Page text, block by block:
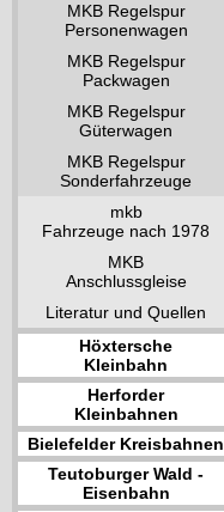
MKB Regelspur
Personenwagen
MKB Regelspur
Packwagen
MKB Regelspur
Güterwagen
MKB Regelspur
Sonderfahrzeuge
mkb
Fahrzeuge nach 1978
MKB
Anschlussgleise
Literatur und Quellen
Höxtersche
Kleinbahn
Herforder
Kleinbahnen
Bielefelder Kreisbahnen
Teutoburger Wald -
Eisenbahn